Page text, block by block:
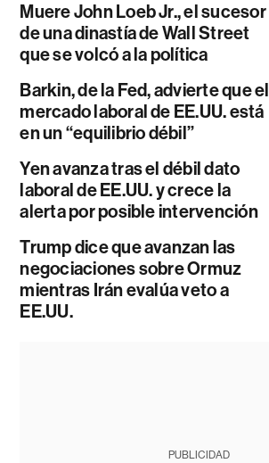
Muere John Loeb Jr., el sucesor
de una dinastía de Wall Street
que se volcó a la política
Barkin, de la Fed, advierte que el
mercado laboral de EE.UU. está
en un “equilibrio débil”
Yen avanza tras el débil dato
laboral de EE.UU. y crece la
alerta por posible intervención
Trump dice que avanzan las
negociaciones sobre Ormuz
mientras Irán evalúa veto a
EE.UU.
PUBLICIDAD